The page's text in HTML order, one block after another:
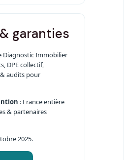
garanties
Diagnostic Immobilier
DPE collectif,
audits pour
: France entière
& partenaires
2025.